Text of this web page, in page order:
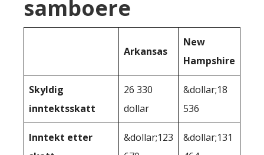
samboere
Arkansas
New
Hampshire
Skyldig
inntektsskatt
26 330
dollar
&dollar;18
536
Inntekt etter
&dollar;123
&dollar;131